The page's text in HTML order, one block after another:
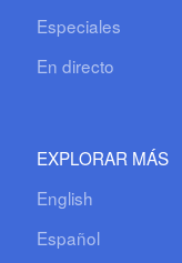
Especiales
En directo
EXPLORAR MÁS
English
Español